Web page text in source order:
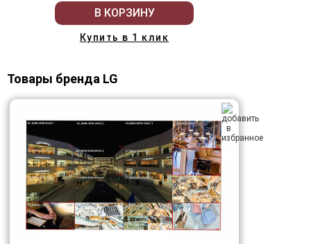
В КОРЗИНУ
Купить в 1 клик
Товары бренда LG